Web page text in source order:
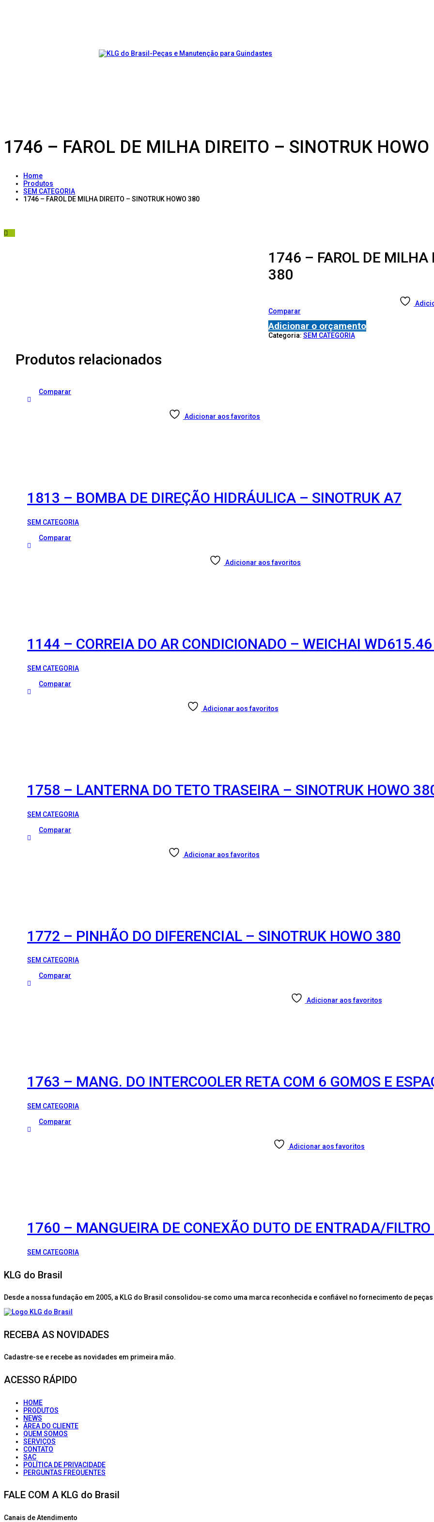
1746 – FAROL DE MILHA DIREITO – SINOTRUK
Home
Produtos
SEM CATEGORIA
1746 – FAROL DE MILHA DIREITO – SINOTRUK HOWO 380
1746 – FAROL DE MILHA
380
Comparar
Adicionar o orçamento
Categoria: SEM CATEGORIA
Produtos relacionados
Comparar
Adicionar aos favoritos
1813 – BOMBA DE DIREÇÃO HIDRÁULICA – SINOTRUK A7
SEM CATEGORIA
Comparar
Adicionar aos favoritos
1144 – CORREIA DO AR CONDICIONADO – WEICHAI WD615.46
SEM CATEGORIA
Comparar
Adicionar aos favoritos
1758 – LANTERNA DO TETO TRASEIRA – SINOTRUK HOWO
SEM CATEGORIA
Comparar
Adicionar aos favoritos
1772 – PINHÃO DO DIFERENCIAL – SINOTRUK HOWO 380
SEM CATEGORIA
Comparar
Adicionar aos favoritos
1763 – MANG. DO INTERCOOLER RETA COM 6 GOMOS E
SEM CATEGORIA
Comparar
Adicionar aos favoritos
1760 – MANGUEIRA DE CONEXÃO DUTO DE ENTRADA/
SEM CATEGORIA
KLG do Brasil
Desde a nossa fundação em 2005, a KLG do Brasil consolidou-se como uma marca reconhecida e confiável no fornecimento de
RECEBA AS NOVIDADES
Cadastre-se e recebe as novidades em primeira mão.
ACESSO RÁPIDO
HOME
PRODUTOS
NEWS
ÁREA DO CLIENTE
QUEM SOMOS
SERVIÇOS
CONTATO
SAC
POLÍTICA DE PRIVACIDADE
PERGUNTAS FREQUENTES
FALE COM A KLG do Brasil
Canais de Atendimento